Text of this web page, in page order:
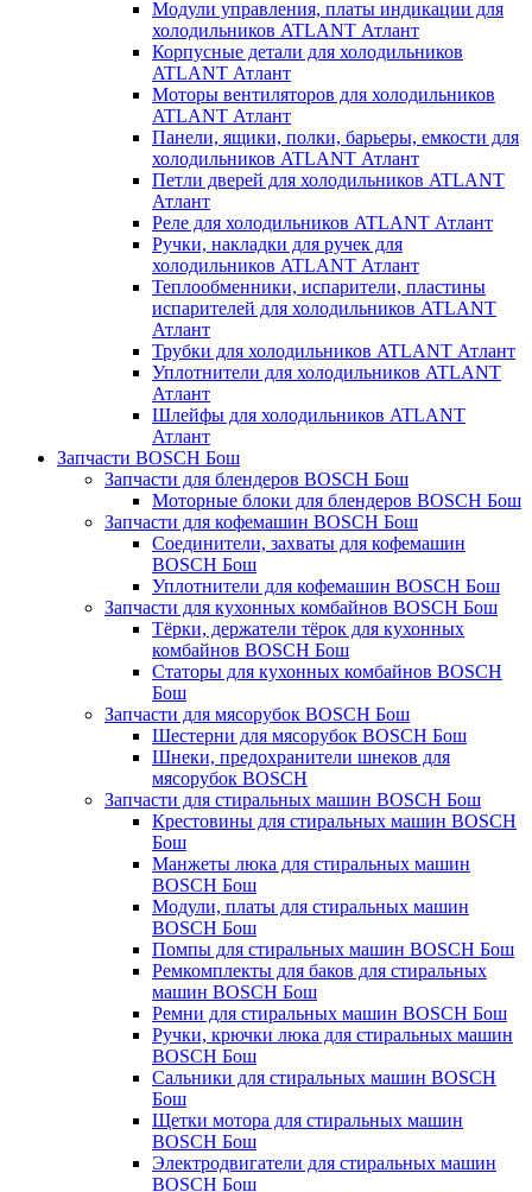
Модули управления, платы индикации для
холодильников ATLANT Атлант
Корпусные детали для холодильников
ATLANT Атлант
Моторы вентиляторов для холодильников
ATLANT Атлант
Панели, ящики, полки, барьеры, емкости для
холодильников ATLANT Атлант
Петли дверей для холодильников ATLANT
Атлант
Реле для холодильников ATLANT Атлант
Ручки, накладки для ручек для
холодильников ATLANT Атлант
Теплообменники, испарители, пластины
испарителей для холодильников ATLANT
Атлант
Трубки для холодильников ATLANT Атлант
Уплотнители для холодильников ATLANT
Атлант
Шлейфы для холодильников ATLANT
Атлант
Запчасти BOSCH Бош
Запчасти для блендеров BOSCH Бош
Моторные блоки для блендеров BOSCH Бош
Запчасти для кофемашин BOSCH Бош
Соединители, захваты для кофемашин
BOSCH Бош
Уплотнители для кофемашин BOSCH Бош
Запчасти для кухонных комбайнов BOSCH Бош
Тёрки, держатели тёрок для кухонных
комбайнов BOSCH Бош
Статоры для кухонных комбайнов BOSCH
Бош
Запчасти для мясорубок BOSCH Бош
Шестерни для мясорубок BOSCH Бош
Шнеки, предохранители шнеков для
мясорубок BOSCH
Запчасти для стиральных машин BOSCH Бош
Крестовины для стиральных машин BOSCH
Бош
Манжеты люка для стиральных машин
BOSCH Бош
Модули, платы для стиральных машин
BOSCH Бош
Помпы для стиральных машин BOSCH Бош
Ремкомплекты для баков для стиральных
машин BOSCH Бош
Ремни для стиральных машин BOSCH Бош
Ручки, крючки люка для стиральных машин
BOSCH Бош
Сальники для стиральных машин BOSCH
Бош
Щетки мотора для стиральных машин
BOSCH Бош
Электродвигатели для стиральных машин
BOSCH Бош